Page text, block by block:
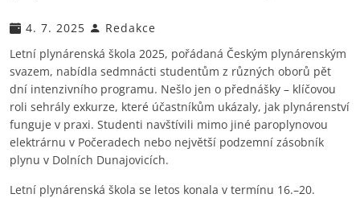
4. 7. 2025
Redakce
Letní plynárenská škola 2025, pořádaná Českým plynárenským
svazem, nabídla sedmnácti studentům z různých oborů pět
dní intenzivního programu. Nešlo jen o přednášky – klíčovou
roli sehrály exkurze, které účastníkům ukázaly, jak plynárenství
funguje v praxi. Studenti navštívili mimo jiné paroplynovou
elektrárnu v Počeradech nebo největší podzemní zásobník
plynu v Dolních Dunajovicích.
Letní plynárenská škola se letos konala v termínu 16.–20.